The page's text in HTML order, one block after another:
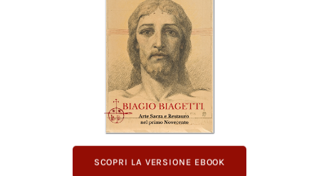
SCOPRI LA VERSIONE EBOOK